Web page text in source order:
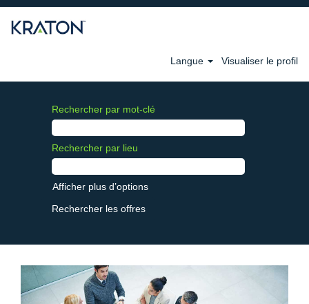
Langue Visualiser le profil
Rechercher par mot-clé
Rechercher par lieu
Afficher plus d’options